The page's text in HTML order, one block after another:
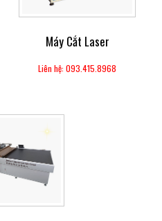
Máy Cắt Laser
Liên hệ: 093.415.8968